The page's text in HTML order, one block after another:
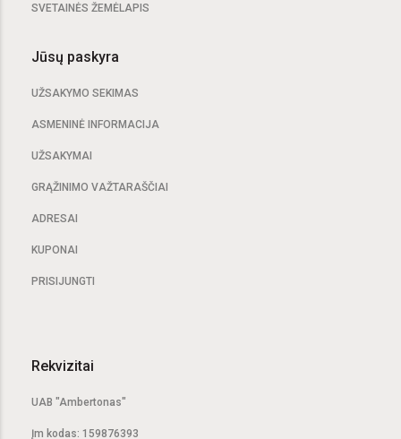
SVETAINĖS ŽEMĖLAPIS
Jūsų paskyra
UŽSAKYMO SEKIMAS
ASMENINĖ INFORMACIJA
UŽSAKYMAI
GRĄŽINIMO VAŽTARAŠČIAI
ADRESAI
KUPONAI
PRISIJUNGTI
Rekvizitai
UAB "Ambertonas"
Įm kodas: 159876393